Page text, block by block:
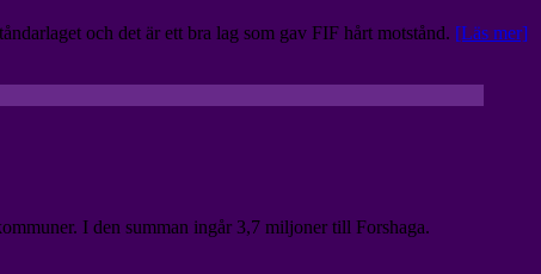
och det är ett bra lag som gav FIF hårt motstånd. [Läs mer]
I den summan ingår 3,7 miljoner till Forshaga.